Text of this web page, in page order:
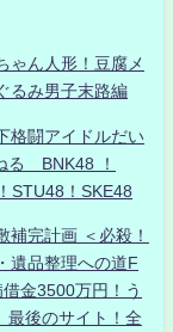
ゃん人形！豆腐メ
るみ男子末路編
闘アイドルだい
る BNK48 ！
STU48！SKE48
補完計画 ＜必殺！
遺品整理への道F
金3500万円！う
最後のサイト！全